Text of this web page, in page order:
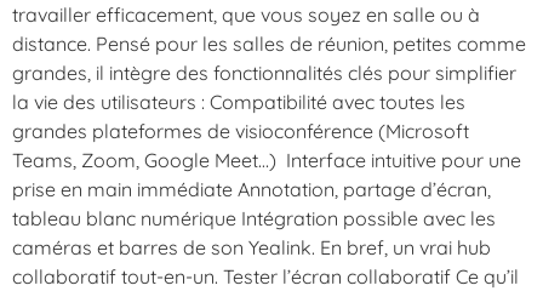
travailler efficacement, que vous soyez en salle ou à
distance. Pensé pour les salles de réunion, petites comme
grandes, il intègre des fonctionnalités clés pour simplifier
la vie des utilisateurs : Compatibilité avec toutes les
grandes plateformes de visioconférence (Microsoft
Teams, Zoom, Google Meet…) Interface intuitive pour une
prise en main immédiate Annotation, partage d’écran,
tableau blanc numérique Intégration possible avec les
caméras et barres de son Yealink. En bref, un vrai hub
collaboratif tout-en-un. Tester l’écran collaboratif Ce qu’il